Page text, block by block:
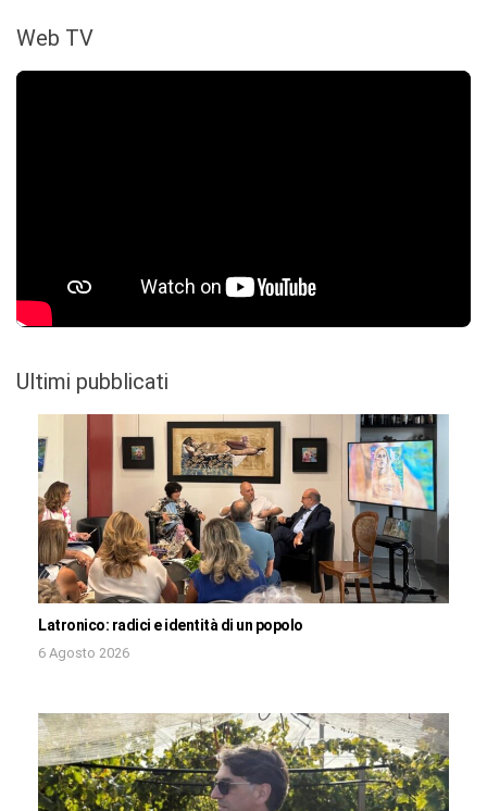
Web TV
Ultimi pubblicati
Latronico: radici e identità di un popolo
6 Agosto 2026